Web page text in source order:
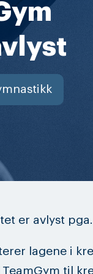
er avlyst
lagene i
til